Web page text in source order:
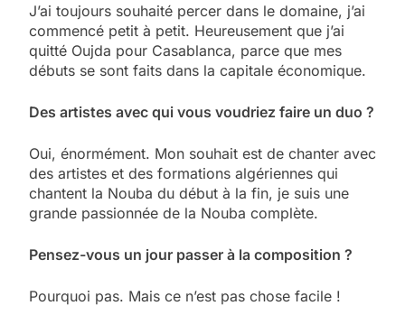
J’ai toujours souhaité percer dans le domaine, j’ai
commencé petit à petit. Heureusement que j’ai
quitté Oujda pour Casablanca, parce que mes
débuts se sont faits dans la capitale économique.
Des artistes avec qui vous voudriez faire un duo ?
Oui, énormément. Mon souhait est de chanter avec
des artistes et des formations algériennes qui
chantent la Nouba du début à la fin, je suis une
grande passionnée de la Nouba complète.
Pensez-vous un jour passer à la composition ?
Pourquoi pas. Mais ce n’est pas chose facile !
2025, l’année la plus
rapport d’ADL contre
l’antisémitisme
FRANCE ISRAÉL
6
FIÈRE, DIGNE ET RÉSILIENTE :
POURQUOI JE REVENDIQUE
Zrihen-Dvir